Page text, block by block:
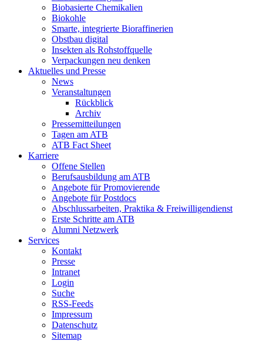
Biobasierte Chemikalien
Biokohle
Smarte, integrierte Bioraffinerien
Obstbau digital
Insekten als Rohstoffquelle
Verpackungen neu denken
Aktuelles und Presse
News
Veranstaltungen
Rückblick
Archiv
Pressemitteilungen
Tagen am ATB
ATB Fact Sheet
Karriere
Offene Stellen
Berufsausbildung am ATB
Angebote für Promovierende
Angebote für Postdocs
Abschlussarbeiten, Praktika & Freiwilligendienst
Erste Schritte am ATB
Alumni Netzwerk
Services
Kontakt
Presse
Intranet
Login
Suche
RSS-Feeds
Impressum
Datenschutz
Sitemap